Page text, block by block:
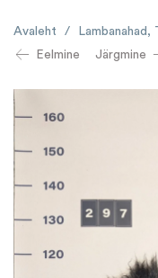
Avaleht / Lambanahad ,
Eelmine
Järgmine